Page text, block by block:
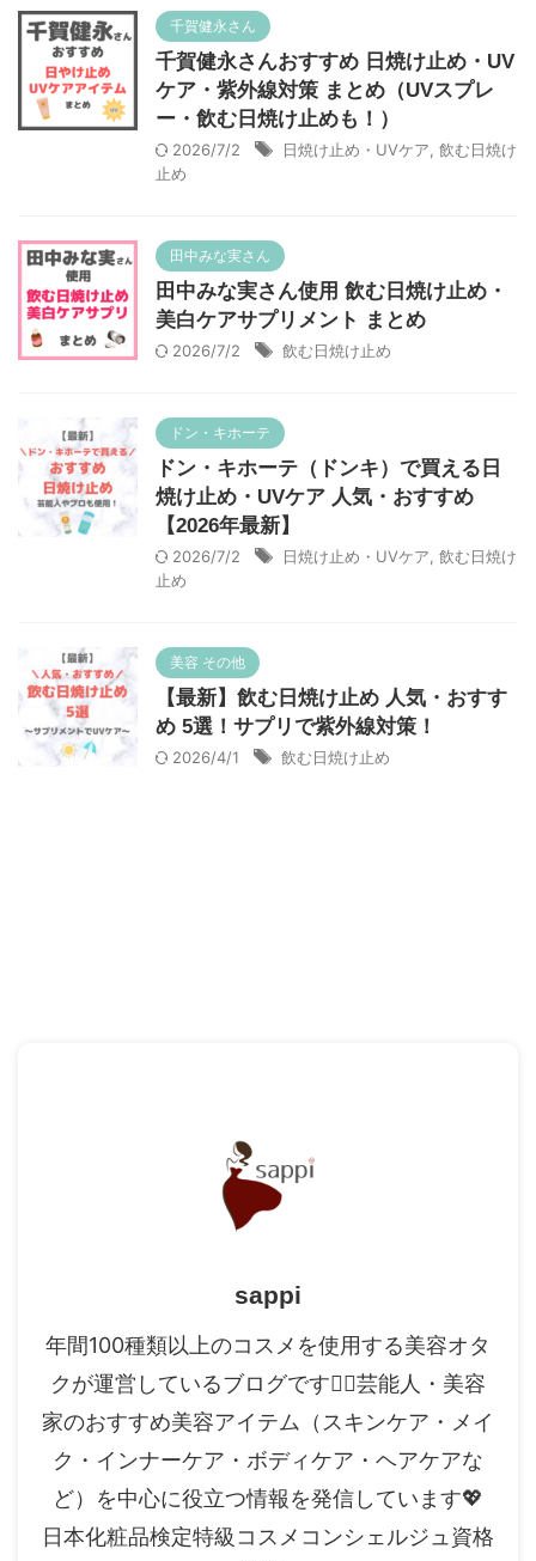
千賀健永さん
千賀健永さんおすすめ 日焼け止め・UV
ケア・紫外線対策 まとめ（UVスプレ
ー・飲む日焼け止めも！）
2026/7/2 日焼け止め・UVケア 飲む日焼け
止め
田中みな実さん
田中みな実さん使用 飲む日焼け止め・
美白ケアサプリメント まとめ
2026/7/2 飲む日焼け止め
ドン・キホーテ
ドン・キホーテ（ドンキ）で買える日
焼け止め・UVケア 人気・おすすめ
【2026年最新】
2026/7/2 日焼け止め・UVケア 飲む日焼け
止め
美容 その他
【最新】飲む日焼け止め 人気・おすす
め 5選！サプリで紫外線対策！
2026/4/1 飲む日焼け止め
sappi
年間100種類以上のコスメを使用する美容オタ
クが運営しているブログです✍🏻芸能人・美容
家のおすすめ美容アイテム（スキンケア・メイ
ク・インナーケア・ボディケア・ヘアケアな
ど）を中心に役立つ情報を発信しています💖
日本化粧品検定特級コスメコンシェルジュ資格